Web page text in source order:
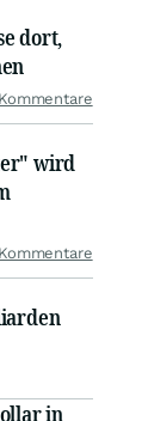
dort,
wird
in